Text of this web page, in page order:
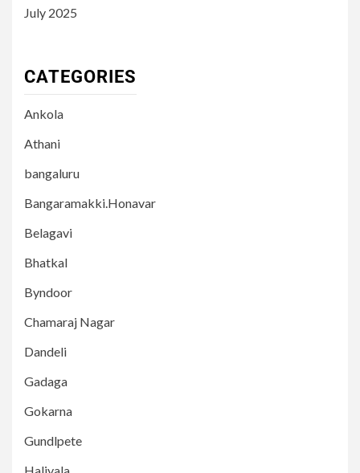
July 2025
CATEGORIES
Ankola
Athani
bangaluru
Bangaramakki.Honavar
Belagavi
Bhatkal
Byndoor
Chamaraj Nagar
Dandeli
Gadaga
Gokarna
Gundlpete
Haliyala